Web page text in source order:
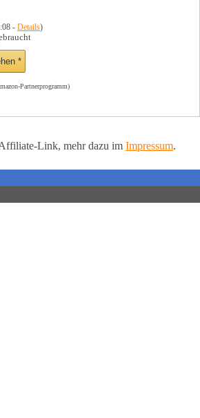
- Details)
*
Partnerprogramm)
Link, mehr dazu im Impressum.